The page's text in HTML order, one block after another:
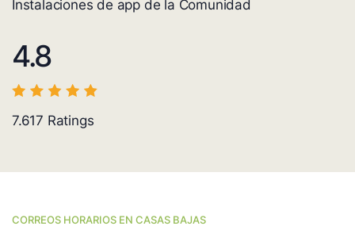
Instalaciones de app de la Comunidad
4.8
7.617 Ratings
CORREOS HORARIOS EN CASAS BAJAS